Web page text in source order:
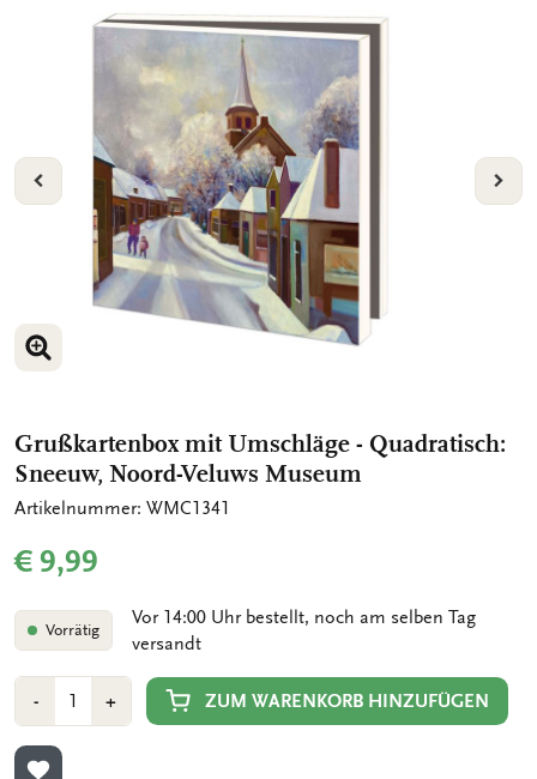
VORIGE
BILD VERGRÖSSERN
BILD VERGRÖSSERN
Grußkartenbox mit Umschläge - Quadratisch:
Sneeuw, Noord-Veluws Museum
Artikelnummer: WMC1341
€ 9,99
Vorrätig
Vor 14:00 Uhr bestellt, noch am selben Tag
versandt
-Min
1
Anzahl
+Plus
1
ZUM WARENKORB HINZUFÜGEN